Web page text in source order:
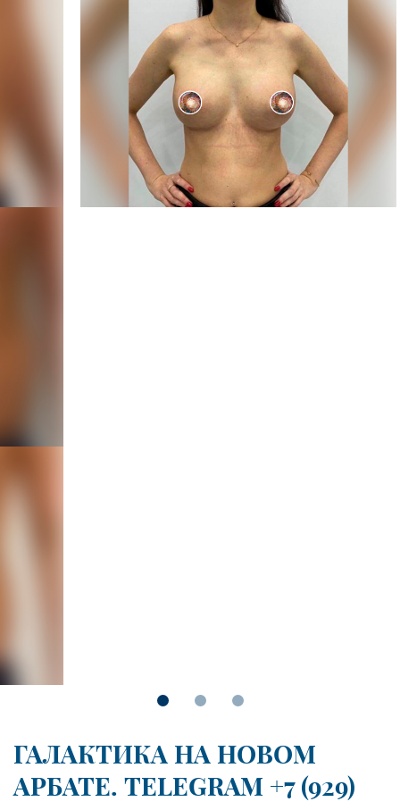
ГАЛАКТИКА НА НОВОМ
АРБАТЕ. TELEGRAM +7 (929)